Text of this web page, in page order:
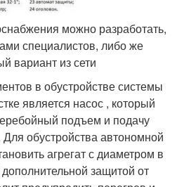
можно разработать,
специалистов, либо же
вариант из сети
в обустройстве системы
является насос , который
подъем и подачу
обустройства автономной
агрегат с диаметром в
защитой от